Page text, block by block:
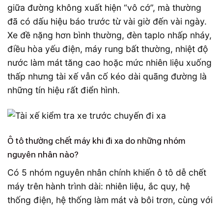
giữa đường không xuất hiện “vô cớ”, mà thường
đã có dấu hiệu báo trước từ vài giờ đến vài ngày.
Xe đề nặng hơn bình thường, đèn taplo nhấp nháy,
điều hòa yếu điện, máy rung bất thường, nhiệt độ
nước làm mát tăng cao hoặc mức nhiên liệu xuống
thấp nhưng tài xế vẫn cố kéo dài quãng đường là
những tín hiệu rất điển hình.
Ô tô thường chết máy khi đi xa do những nhóm
nguyên nhân nào?
Có 5 nhóm nguyên nhân chính khiến ô tô dễ chết
máy trên hành trình dài: nhiên liệu, ắc quy, hệ
thống điện, hệ thống làm mát và bôi trơn, cùng với